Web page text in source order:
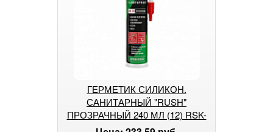
ГЕРМЕТИК СИЛИКОН.
САНИТАРНЫЙ "RUSH"
ПРОЗРАЧНЫЙ 240 МЛ (12) RSK-
120 #1#